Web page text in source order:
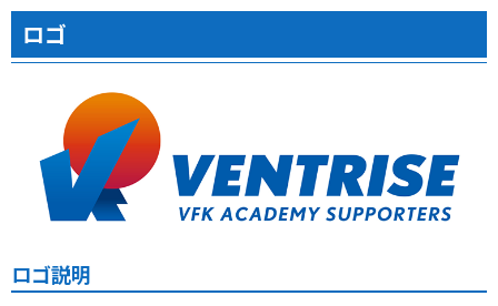
ロゴ
ロゴ説明